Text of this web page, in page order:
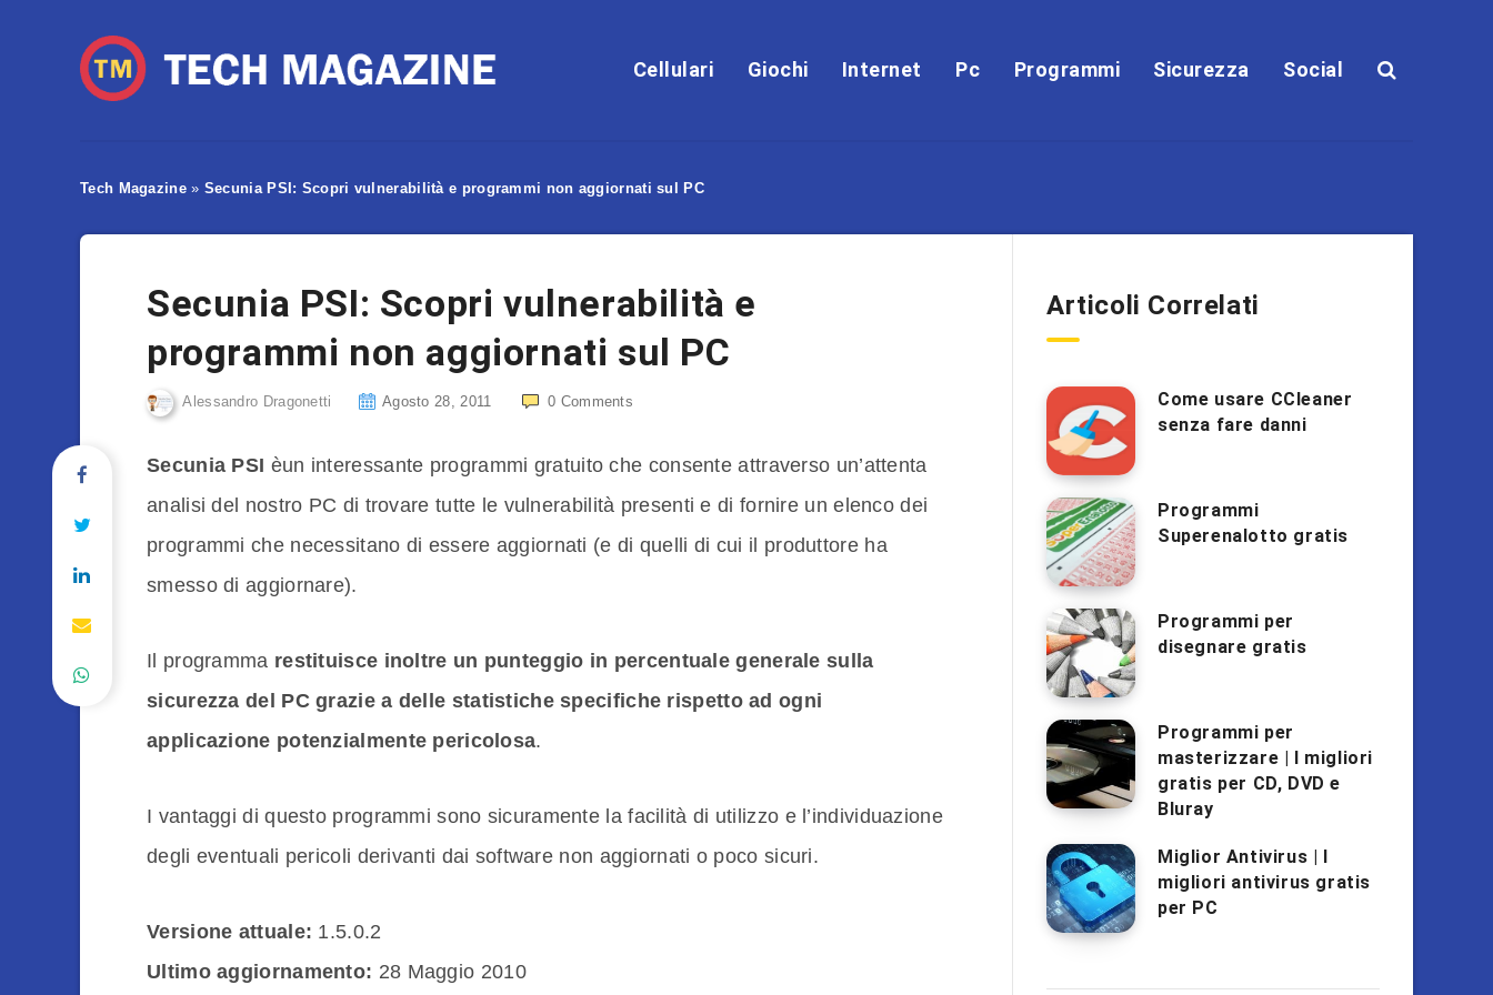
Cellulari Giochi Internet Pc Programmi Sicurezza Social
Tech Magazine» Secunia PSI: Scopri vulnerabilità e programmi non aggiornati sul PC
Secunia PSI: Scopri vulnerabilità e
programmi non aggiornati sul PC
Alessandro Dragonetti Agosto 28, 2011 0 Comments
Secunia PSI èun interessante programmi gratuito che consente attraverso un’attenta
analisi del nostro PC di trovare tutte le vulnerabilità presenti e di fornire un elenco dei
programmi che necessitano di essere aggiornati (e di quelli di cui il produttore ha
smesso di aggiornare).
Il programma restituisce inoltre un punteggio in percentuale generale sulla
sicurezza del PC grazie a delle statistiche specifiche rispetto ad ogni
applicazione potenzialmente pericolosa.
I vantaggi di questo programmi sono sicuramente la facilità di utilizzo e l’individuazione
degli eventuali pericoli derivanti dai software non aggiornati o poco sicuri.
Versione attuale: 1.5.0.2
Ultimo aggiornamento: 28 Maggio 2010
Articoli Correlati
Come usare CCleaner
senza fare danni
Programmi
Superenalotto gratis
Programmi per
disegnare gratis
Programmi per
masterizzare | I migliori
gratis per CD, DVD e
Bluray
Miglior Antivirus | I
migliori antivirus gratis
per PC